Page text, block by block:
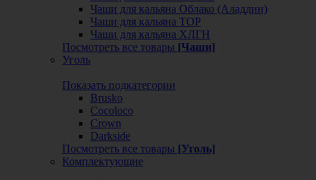
Чаши для кальяна Облако (Аладдин)
Чаши для кальяна ТОР
Чаши для кальяна ХЛГН
Посмотреть все товары [Чаши]
Уголь
Показать подкатегории
Brusko
Cocoloco
Crown
Darkside
Посмотреть все товары [Уголь]
Комплектующие